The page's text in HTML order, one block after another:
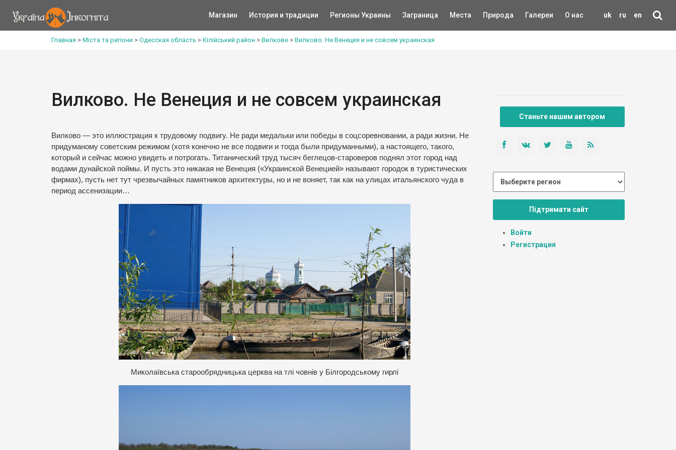
uk ru en
Магазин История и традиции Регионы Украины Заграница Места Природа Галереи О нас
Главная > Міста та регіони > Одесская область > Кілійський район > Вилкове > Вилково. Не Венеция и не совсем украинская
Вилково. Не Венеция и не совсем украинская
Вилково — это иллюстрация к трудовому подвигу. Не ради медальки или победы в соцсоревновании, а ради жизни. Не
придуманому советским режимом (хотя конечно не все подвиги и тогда были придуманными), а настоящего, такого,
который и сейчас можно увидеть и потрогать. Титанический труд тысяч беглецов-староверов поднял этот город над
водами дунайской поймы. И пусть это никакая не Венеция («Украинской Венецией» называют городок в туристических
фирмах), пусть нет тут чрезвычайных памятников архитектуры, но и не воняет, так как на улицах итальянского чуда в
период ассенизации…
Миколаївська старообрядницька церква на тлі човнів у Білгородському гирлі
Станьте нашим автором
Підтримати сайт
Войти
Регистрация